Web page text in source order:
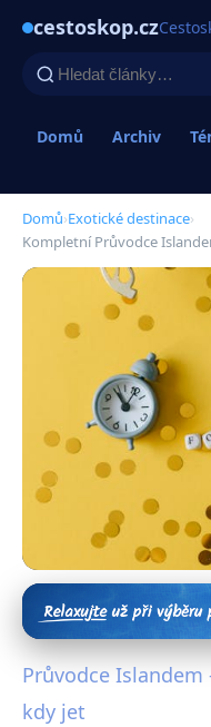
cestoskop.cz
Domů Archiv
Domů›Exotické destinace›
Kompletní Průvodce
Exotické destinace
Kompletní
Atrakce,
Průvodce
kdy jet